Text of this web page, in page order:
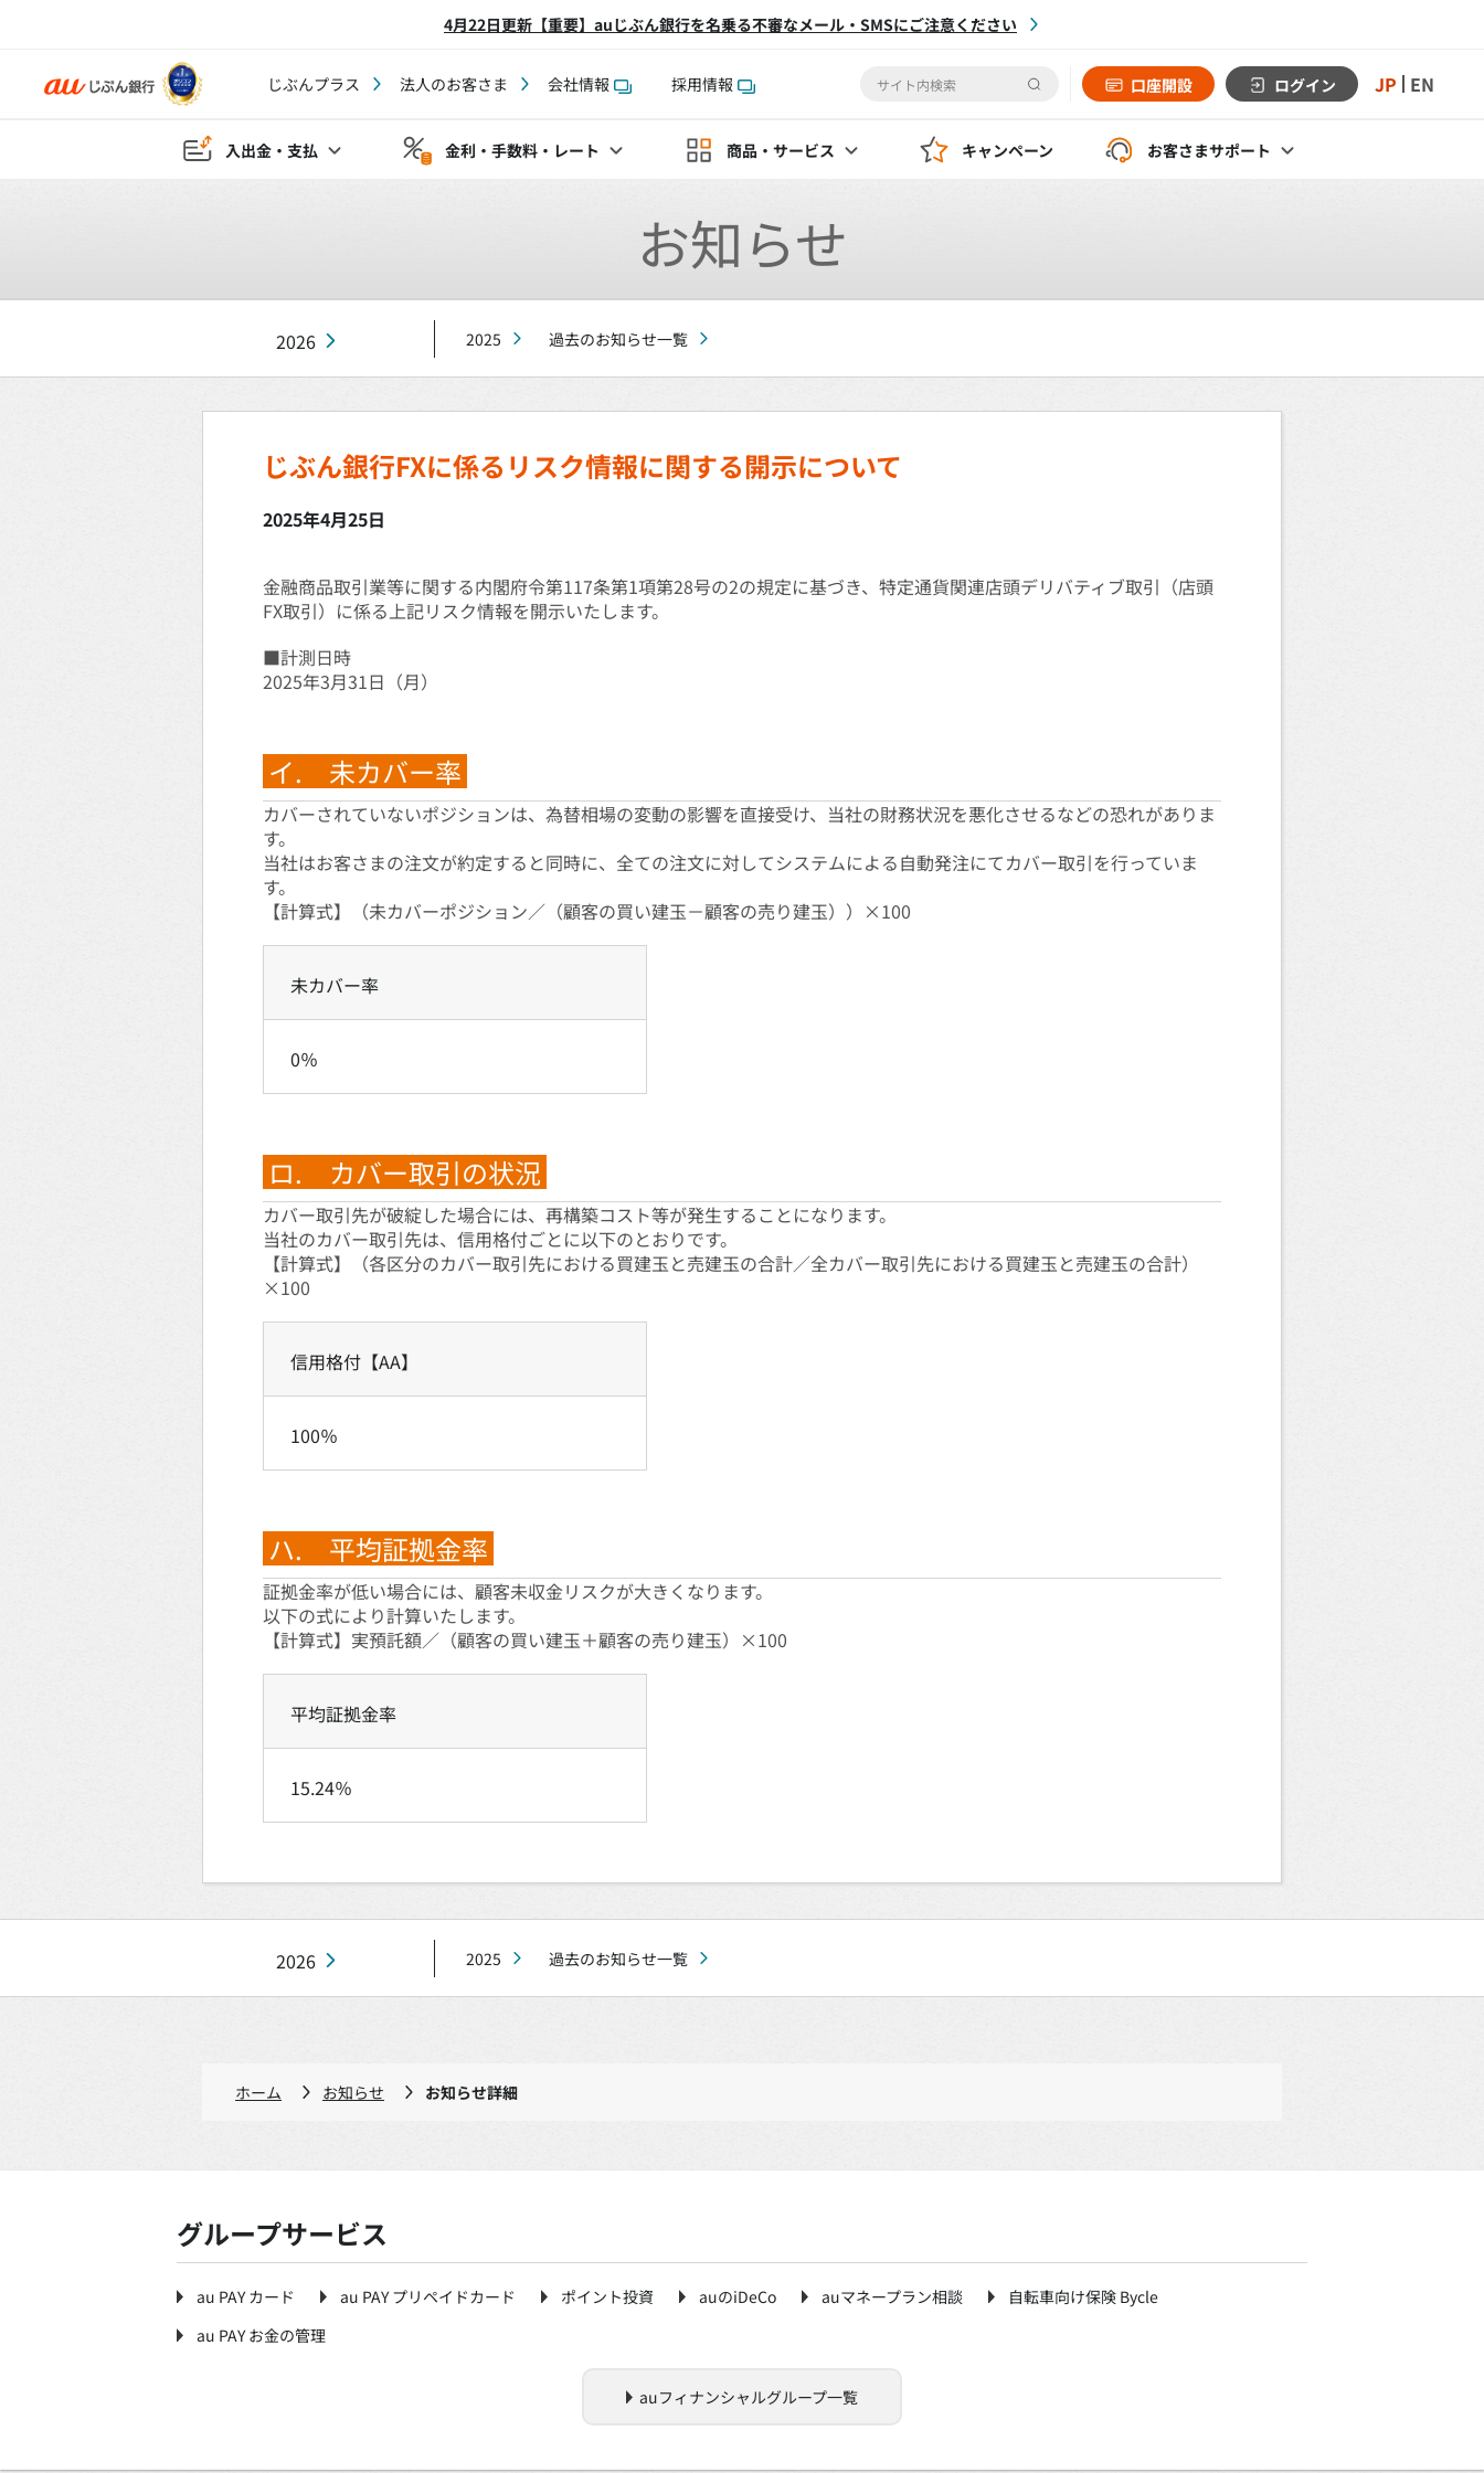
4月22日更新【重要】auじぶん銀行を名乗る不審なメール・SMSにご注意ください
じぶんプラス 法人のお客さま 会社情報 採用情報 口座開設 ログイン JP EN
入出金・支払 金利・手数料・レート 商品・サービス キャンペーン お客さまサポート
お知らせ
2026 2025 過去のお知らせ一覧
じぶん銀行FXに係るリスク情報に関する開示について
2025年4月25日
金融商品取引業等に関する内閣府令第117条第1項第28号の2の規定に基づき、特定通貨関連店頭デリバティブ取引（店頭
FX取引）に係る上記リスク情報を開示いたします。
■計測日時
2025年3月31日（月）
イ. 未カバー率
カバーされていないポジションは、為替相場の変動の影響を直接受け、当社の財務状況を悪化させるなどの恐れがありま
す。
当社はお客さまの注文が約定すると同時に、全ての注文に対してシステムによる自動発注にてカバー取引を行っていま
す。
【計算式】（未カバーポジション／（顧客の買い建玉－顧客の売り建玉））×100
未カバー率
0％
ロ. カバー取引の状況
カバー取引先が破綻した場合には、再構築コスト等が発生することになります。
当社のカバー取引先は、信用格付ごとに以下のとおりです。
【計算式】（各区分のカバー取引先における買建玉と売建玉の合計／全カバー取引先における買建玉と売建玉の合計）
×100
信用格付【AA】
100％
ハ. 平均証拠金率
証拠金率が低い場合には、顧客未収金リスクが大きくなります。
以下の式により計算いたします。
【計算式】実預託額／（顧客の買い建玉＋顧客の売り建玉）×100
平均証拠金率
15.24％
2026 2025 過去のお知らせ一覧
ホーム お知らせ お知らせ詳細
グループサービス
au PAY カード au PAY プリペイドカード ポイント投資 auのiDeCo auマネープラン相談
自転車向け保険 Bycle
au PAY お金の管理
auフィナンシャルグループ一覧